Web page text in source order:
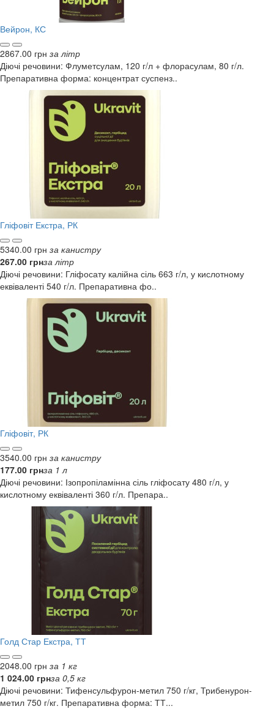
Вейрон, КС
2867.00 грн за літр
Діючі речовини: Флуметсулам, 120 г/л + флорасулам, 80 г/л.
Препаративна форма: концентрат суспенз..
Гліфовіт Екстра, РК
5340.00 грн за канистру
267.00 грнза літр
Діючі речовини: Гліфосату калійна сіль 663 г/л, у кислотному
еквіваленті 540 г/л. Препаративна фо..
Гліфовіт, РК
3540.00 грн за канистру
177.00 грнза 1 л
Діючі речовини: Ізопропіламінна сіль гліфосату 480 г/л, у
кислотному еквіваленті 360 г/л. Препара..
Голд Стар Екстра, ТТ
2048.00 грн за 1 кг
1 024.00 грнза 0,5 кг
Діючі речовини: Тифенсульфурон-метил 750 г/кг, Трибенурон-
метил 750 г/кг. Препаративна форма: ТТ...